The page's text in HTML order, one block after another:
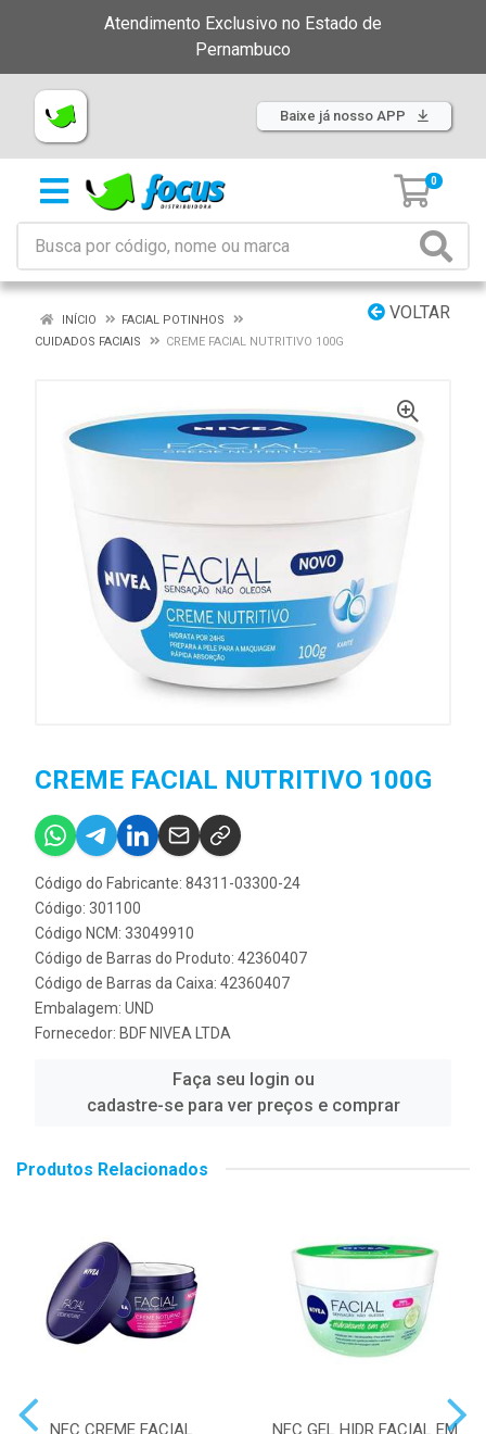
Atendimento Exclusivo no Estado de
Pernambuco
Baixe já nosso APP
0
VOLTAR
INÍCIO
FACIAL POTINHOS
CUIDADOS FACIAIS
CREME FACIAL NUTRITIVO 100G
CREME FACIAL NUTRITIVO 100G
Código do Fabricante: 84311-03300-24
Código: 301100
Código NCM: 33049910
Código de Barras do Produto: 42360407
Código de Barras da Caixa: 42360407
Embalagem: UND
Fornecedor: BDF NIVEA LTDA
Faça seu login ou
cadastre-se para ver preços e comprar
Produtos Relacionados
NFC CREME FACIAL
NFC GEL HIDR FACIAL EM